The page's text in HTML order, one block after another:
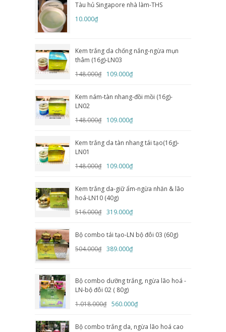
Tàu hủ Singapore nhà làm-THS
10.000₫
Kem trắng da chống nắng-ngừa mụn
thâm (16g)-LN03
148.000₫
109.000₫
Kem nám-tàn nhang-đồi mồi (16g)-
LN02
148.000₫
109.000₫
Kem trắng da tàn nhang tái tạo(16g)-
LN01
148.000₫
109.000₫
Kem trắng da-giữ ẩm-ngừa nhăn & lão
hoá-LN10 (40g)
516.000₫ 319.000₫
Bộ combo tái tạo-LN bộ đôi 03 (60g)
504.000₫ 389.000₫
Bộ combo dưỡng trắng, ngừa lão hoá -
LN-bộ đôi 02 ( 80g)
1.018.000₫ 560.000₫
Bộ combo trắng da, ngừa lão hoá cao